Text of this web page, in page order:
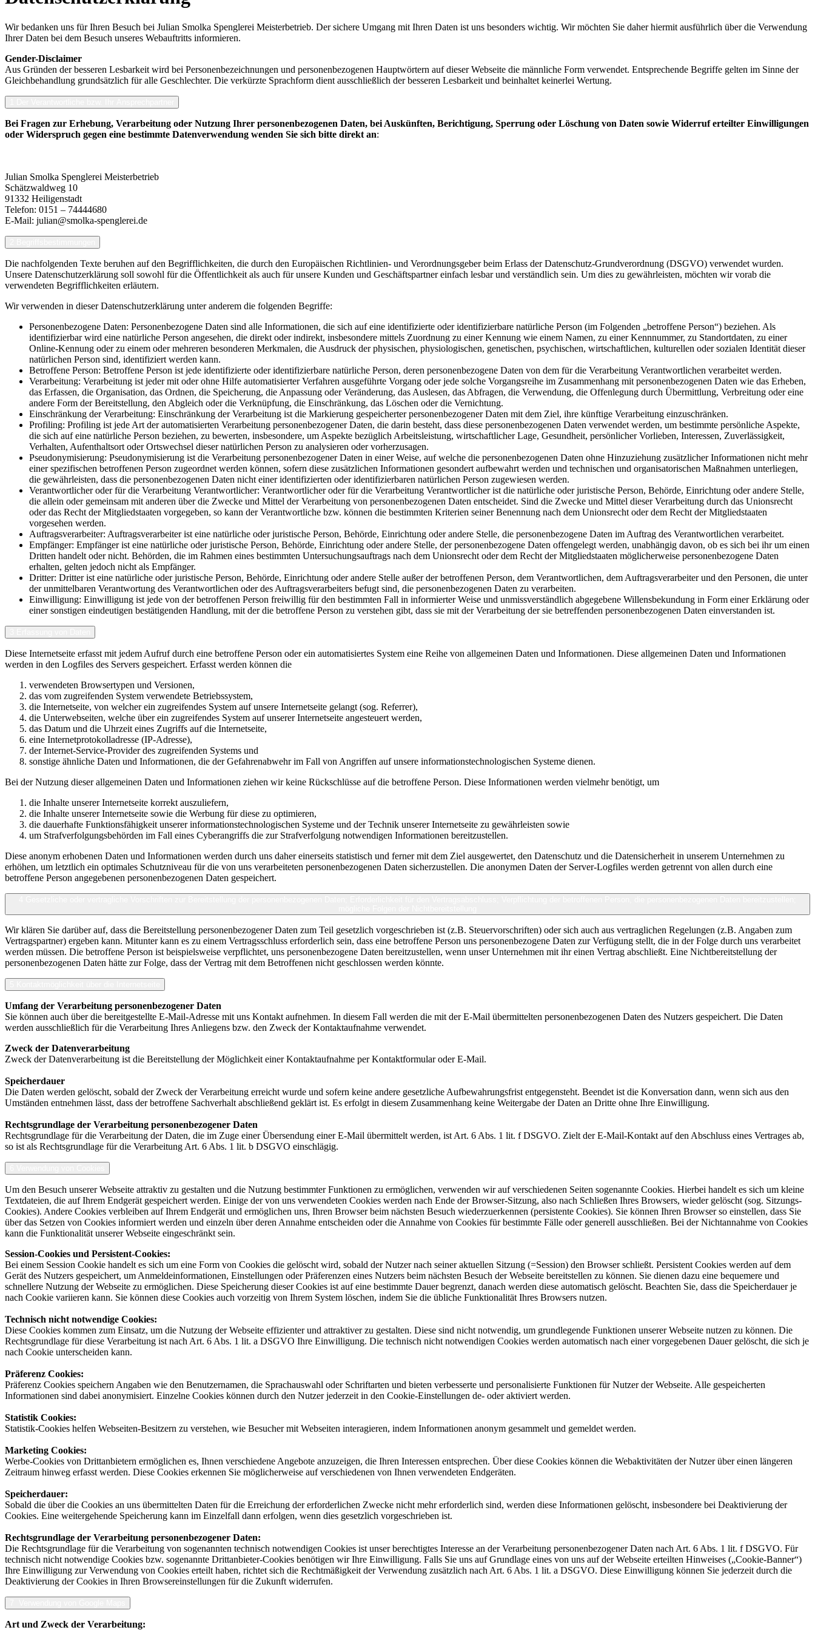
Wir bedanken uns für Ihren Besuch bei Julian Smolka Spenglerei Meisterbetrieb. Der sichere Umgang mit Ihren Daten ist uns besonders wichtig. Wir möchten Sie daher hiermit ausführlich über die Verwendung
Ihrer Daten bei dem Besuch unseres Webauftritts informieren.
Gender-Disclaimer
Aus Gründen der besseren Lesbarkeit wird bei Personenbezeichnungen und personenbezogenen Hauptwörtern auf dieser Webseite die männliche Form verwendet. Entsprechende Begriffe gelten im Sinne der
Gleichbehandlung grundsätzlich für alle Geschlechter. Die verkürzte Sprachform dient ausschließlich der besseren Lesbarkeit und beinhaltet keinerlei Wertung.
Bei Fragen zur Erhebung, Verarbeitung oder Nutzung Ihrer personenbezogenen Daten, bei Auskünften, Berichtigung, Sperrung oder Löschung von Daten sowie Widerruf erteilter Einwilligungen
oder Widerspruch gegen eine bestimmte Datenverwendung wenden Sie sich bitte direkt an:
Julian Smolka Spenglerei Meisterbetrieb
Schätzwaldweg 10
91332 Heiligenstadt
Telefon: 0151 – 74444680
E-Mail: julian@smolka-spenglerei.de
Die nachfolgenden Texte beruhen auf den Begrifflichkeiten, die durch den Europäischen Richtlinien- und Verordnungsgeber beim Erlass der Datenschutz-Grundverordnung (DSGVO) verwendet wurden.
Unsere Datenschutzerklärung soll sowohl für die Öffentlichkeit als auch für unsere Kunden und Geschäftspartner einfach lesbar und verständlich sein. Um dies zu gewährleisten, möchten wir vorab die
verwendeten Begrifflichkeiten erläutern.
Wir verwenden in dieser Datenschutzerklärung unter anderem die folgenden Begriffe:
Personenbezogene Daten: Personenbezogene Daten sind alle Informationen, die sich auf eine identifizierte oder identifizierbare natürliche Person (im Folgenden „betroffene Person“) beziehen. Als
identifizierbar wird eine natürliche Person angesehen, die direkt oder indirekt, insbesondere mittels Zuordnung zu einer Kennung wie einem Namen, zu einer Kennnummer, zu Standortdaten, zu einer
Online-Kennung oder zu einem oder mehreren besonderen Merkmalen, die Ausdruck der physischen, physiologischen, genetischen, psychischen, wirtschaftlichen, kulturellen oder sozialen Identität dieser
natürlichen Person sind, identifiziert werden kann.
Betroffene Person: Betroffene Person ist jede identifizierte oder identifizierbare natürliche Person, deren personenbezogene Daten von dem für die Verarbeitung Verantwortlichen verarbeitet werden.
Verarbeitung: Verarbeitung ist jeder mit oder ohne Hilfe automatisierter Verfahren ausgeführte Vorgang oder jede solche Vorgangsreihe im Zusammenhang mit personenbezogenen Daten wie das Erheben,
das Erfassen, die Organisation, das Ordnen, die Speicherung, die Anpassung oder Veränderung, das Auslesen, das Abfragen, die Verwendung, die Offenlegung durch Übermittlung, Verbreitung oder eine
andere Form der Bereitstellung, den Abgleich oder die Verknüpfung, die Einschränkung, das Löschen oder die Vernichtung.
Einschränkung der Verarbeitung: Einschränkung der Verarbeitung ist die Markierung gespeicherter personenbezogener Daten mit dem Ziel, ihre künftige Verarbeitung einzuschränken.
Profiling: Profiling ist jede Art der automatisierten Verarbeitung personenbezogener Daten, die darin besteht, dass diese personenbezogenen Daten verwendet werden, um bestimmte persönliche Aspekte,
die sich auf eine natürliche Person beziehen, zu bewerten, insbesondere, um Aspekte bezüglich Arbeitsleistung, wirtschaftlicher Lage, Gesundheit, persönlicher Vorlieben, Interessen, Zuverlässigkeit,
Verhalten, Aufenthaltsort oder Ortswechsel dieser natürlichen Person zu analysieren oder vorherzusagen.
Pseudonymisierung: Pseudonymisierung ist die Verarbeitung personenbezogener Daten in einer Weise, auf welche die personenbezogenen Daten ohne Hinzuziehung zusätzlicher Informationen nicht mehr
einer spezifischen betroffenen Person zugeordnet werden können, sofern diese zusätzlichen Informationen gesondert aufbewahrt werden und technischen und organisatorischen Maßnahmen unterliegen,
die gewährleisten, dass die personenbezogenen Daten nicht einer identifizierten oder identifizierbaren natürlichen Person zugewiesen werden.
Verantwortlicher oder für die Verarbeitung Verantwortlicher: Verantwortlicher oder für die Verarbeitung Verantwortlicher ist die natürliche oder juristische Person, Behörde, Einrichtung oder andere Stelle,
die allein oder gemeinsam mit anderen über die Zwecke und Mittel der Verarbeitung von personenbezogenen Daten entscheidet. Sind die Zwecke und Mittel dieser Verarbeitung durch das Unionsrecht
oder das Recht der Mitgliedstaaten vorgegeben, so kann der Verantwortliche bzw. können die bestimmten Kriterien seiner Benennung nach dem Unionsrecht oder dem Recht der Mitgliedstaaten
vorgesehen werden.
Auftragsverarbeiter: Auftragsverarbeiter ist eine natürliche oder juristische Person, Behörde, Einrichtung oder andere Stelle, die personenbezogene Daten im Auftrag des Verantwortlichen verarbeitet.
Empfänger: Empfänger ist eine natürliche oder juristische Person, Behörde, Einrichtung oder andere Stelle, der personenbezogene Daten offengelegt werden, unabhängig davon, ob es sich bei ihr um einen
Dritten handelt oder nicht. Behörden, die im Rahmen eines bestimmten Untersuchungsauftrags nach dem Unionsrecht oder dem Recht der Mitgliedstaaten möglicherweise personenbezogene Daten
erhalten, gelten jedoch nicht als Empfänger.
Dritter: Dritter ist eine natürliche oder juristische Person, Behörde, Einrichtung oder andere Stelle außer der betroffenen Person, dem Verantwortlichen, dem Auftragsverarbeiter und den Personen, die unter
der unmittelbaren Verantwortung des Verantwortlichen oder des Auftragsverarbeiters befugt sind, die personenbezogenen Daten zu verarbeiten.
Einwilligung: Einwilligung ist jede von der betroffenen Person freiwillig für den bestimmten Fall in informierter Weise und unmissverständlich abgegebene Willensbekundung in Form einer Erklärung oder
einer sonstigen eindeutigen bestätigenden Handlung, mit der die betroffene Person zu verstehen gibt, dass sie mit der Verarbeitung der sie betreffenden personenbezogenen Daten einverstanden ist.
Diese Internetseite erfasst mit jedem Aufruf durch eine betroffene Person oder ein automatisiertes System eine Reihe von allgemeinen Daten und Informationen. Diese allgemeinen Daten und Informationen
werden in den Logfiles des Servers gespeichert. Erfasst werden können die
verwendeten Browsertypen und Versionen,
das vom zugreifenden System verwendete Betriebssystem,
die Internetseite, von welcher ein zugreifendes System auf unsere Internetseite gelangt (sog. Referrer),
die Unterwebseiten, welche über ein zugreifendes System auf unserer Internetseite angesteuert werden,
das Datum und die Uhrzeit eines Zugriffs auf die Internetseite,
eine Internetprotokolladresse (IP-Adresse),
der Internet-Service-Provider des zugreifenden Systems und
sonstige ähnliche Daten und Informationen, die der Gefahrenabwehr im Fall von Angriffen auf unsere informationstechnologischen Systeme dienen.
Bei der Nutzung dieser allgemeinen Daten und Informationen ziehen wir keine Rückschlüsse auf die betroffene Person. Diese Informationen werden vielmehr benötigt, um
die Inhalte unserer Internetseite korrekt auszuliefern,
die Inhalte unserer Internetseite sowie die Werbung für diese zu optimieren,
die dauerhafte Funktionsfähigkeit unserer informationstechnologischen Systeme und der Technik unserer Internetseite zu gewährleisten sowie
um Strafverfolgungsbehörden im Fall eines Cyberangriffs die zur Strafverfolgung notwendigen Informationen bereitzustellen.
Diese anonym erhobenen Daten und Informationen werden durch uns daher einerseits statistisch und ferner mit dem Ziel ausgewertet, den Datenschutz und die Datensicherheit in unserem Unternehmen zu
erhöhen, um letztlich ein optimales Schutzniveau für die von uns verarbeiteten personenbezogenen Daten sicherzustellen. Die anonymen Daten der Server-Logfiles werden getrennt von allen durch eine
betroffene Person angegebenen personenbezogenen Daten gespeichert.
Wir klären Sie darüber auf, dass die Bereitstellung personenbezogener Daten zum Teil gesetzlich vorgeschrieben ist (z.B. Steuervorschriften) oder sich auch aus vertraglichen Regelungen (z.B. Angaben zum
Vertragspartner) ergeben kann. Mitunter kann es zu einem Vertragsschluss erforderlich sein, dass eine betroffene Person uns personenbezogene Daten zur Verfügung stellt, die in der Folge durch uns verarbeitet
werden müssen. Die betroffene Person ist beispielsweise verpflichtet, uns personenbezogene Daten bereitzustellen, wenn unser Unternehmen mit ihr einen Vertrag abschließt. Eine Nichtbereitstellung der
personenbezogenen Daten hätte zur Folge, dass der Vertrag mit dem Betroffenen nicht geschlossen werden könnte.
Umfang der Verarbeitung personenbezogener Daten
Sie können auch über die bereitgestellte E-Mail-Adresse mit uns Kontakt aufnehmen. In diesem Fall werden die mit der E-Mail übermittelten personenbezogenen Daten des Nutzers gespeichert. Die Daten
werden ausschließlich für die Verarbeitung Ihres Anliegens bzw. den Zweck der Kontaktaufnahme verwendet.
Zweck der Datenverarbeitung
Zweck der Datenverarbeitung ist die Bereitstellung der Möglichkeit einer Kontaktaufnahme per Kontaktformular oder E-Mail.
Speicherdauer
Die Daten werden gelöscht, sobald der Zweck der Verarbeitung erreicht wurde und sofern keine andere gesetzliche Aufbewahrungsfrist entgegensteht. Beendet ist die Konversation dann, wenn sich aus den
Umständen entnehmen lässt, dass der betroffene Sachverhalt abschließend geklärt ist. Es erfolgt in diesem Zusammenhang keine Weitergabe der Daten an Dritte ohne Ihre Einwilligung.
Rechtsgrundlage der Verarbeitung personenbezogener Daten
Rechtsgrundlage für die Verarbeitung der Daten, die im Zuge einer Übersendung einer E-Mail übermittelt werden, ist Art. 6 Abs. 1 lit. f DSGVO. Zielt der E-Mail-Kontakt auf den Abschluss eines Vertrages ab,
so ist als Rechtsgrundlage für die Verarbeitung Art. 6 Abs. 1 lit. b DSGVO einschlägig.
Um den Besuch unserer Webseite attraktiv zu gestalten und die Nutzung bestimmter Funktionen zu ermöglichen, verwenden wir auf verschiedenen Seiten sogenannte Cookies. Hierbei handelt es sich um kleine
Textdateien, die auf Ihrem Endgerät gespeichert werden. Einige der von uns verwendeten Cookies werden nach Ende der Browser-Sitzung, also nach Schließen Ihres Browsers, wieder gelöscht (sog. Sitzungs-
Cookies). Andere Cookies verbleiben auf Ihrem Endgerät und ermöglichen uns, Ihren Browser beim nächsten Besuch wiederzuerkennen (persistente Cookies). Sie können Ihren Browser so einstellen, dass Sie
über das Setzen von Cookies informiert werden und einzeln über deren Annahme entscheiden oder die Annahme von Cookies für bestimmte Fälle oder generell ausschließen. Bei der Nichtannahme von Cookies
kann die Funktionalität unserer Webseite eingeschränkt sein.
Session-Cookies und Persistent-Cookies:
Bei einem Session Cookie handelt es sich um eine Form von Cookies die gelöscht wird, sobald der Nutzer nach seiner aktuellen Sitzung (=Session) den Browser schließt. Persistent Cookies werden auf dem
Gerät des Nutzers gespeichert, um Anmeldeinformationen, Einstellungen oder Präferenzen eines Nutzers beim nächsten Besuch der Webseite bereitstellen zu können. Sie dienen dazu eine bequemere und
schnellere Nutzung der Webseite zu ermöglichen. Diese Speicherung dieser Cookies ist auf eine bestimmte Dauer begrenzt, danach werden diese automatisch gelöscht. Beachten Sie, dass die Speicherdauer je
nach Cookie variieren kann. Sie können diese Cookies auch vorzeitig von Ihrem System löschen, indem Sie die übliche Funktionalität Ihres Browsers nutzen.
Technisch nicht notwendige Cookies:
Diese Cookies kommen zum Einsatz, um die Nutzung der Webseite effizienter und attraktiver zu gestalten. Diese sind nicht notwendig, um grundlegende Funktionen unserer Webseite nutzen zu können. Die
Rechtsgrundlage für diese Verarbeitung ist nach Art. 6 Abs. 1 lit. a DSGVO Ihre Einwilligung. Die technisch nicht notwendigen Cookies werden automatisch nach einer vorgegebenen Dauer gelöscht, die sich je
nach Cookie unterscheiden kann.
Präferenz Cookies:
Präferenz Cookies speichern Angaben wie den Benutzernamen, die Sprachauswahl oder Schriftarten und bieten verbesserte und personalisierte Funktionen für Nutzer der Webseite. Alle gespeicherten
Informationen sind dabei anonymisiert. Einzelne Cookies können durch den Nutzer jederzeit in den Cookie-Einstellungen de- oder aktiviert werden.
Statistik Cookies:
Statistik-Cookies helfen Webseiten-Besitzern zu verstehen, wie Besucher mit Webseiten interagieren, indem Informationen anonym gesammelt und gemeldet werden.
Marketing Cookies:
Werbe-Cookies von Drittanbietern ermöglichen es, Ihnen verschiedene Angebote anzuzeigen, die Ihren Interessen entsprechen. Über diese Cookies können die Webaktivitäten der Nutzer über einen längeren
Zeitraum hinweg erfasst werden. Diese Cookies erkennen Sie möglicherweise auf verschiedenen von Ihnen verwendeten Endgeräten.
Speicherdauer:
Sobald die über die Cookies an uns übermittelten Daten für die Erreichung der erforderlichen Zwecke nicht mehr erforderlich sind, werden diese Informationen gelöscht, insbesondere bei Deaktivierung der
Cookies. Eine weitergehende Speicherung kann im Einzelfall dann erfolgen, wenn dies gesetzlich vorgeschrieben ist.
Rechtsgrundlage der Verarbeitung personenbezogener Daten:
Die Rechtsgrundlage für die Verarbeitung von sogenannten technisch notwendigen Cookies ist unser berechtigtes Interesse an der Verarbeitung personenbezogener Daten nach Art. 6 Abs. 1 lit. f DSGVO. Für
technisch nicht notwendige Cookies bzw. sogenannte Drittanbieter-Cookies benötigen wir Ihre Einwilligung. Falls Sie uns auf Grundlage eines von uns auf der Webseite erteilten Hinweises („Cookie-Banner“)
Ihre Einwilligung zur Verwendung von Cookies erteilt haben, richtet sich die Rechtmäßigkeit der Verwendung zusätzlich nach Art. 6 Abs. 1 lit. a DSGVO. Diese Einwilligung können Sie jederzeit durch die
Deaktivierung der Cookies in Ihren Browsereinstellungen für die Zukunft widerrufen.
Art und Zweck der Verarbeitung: